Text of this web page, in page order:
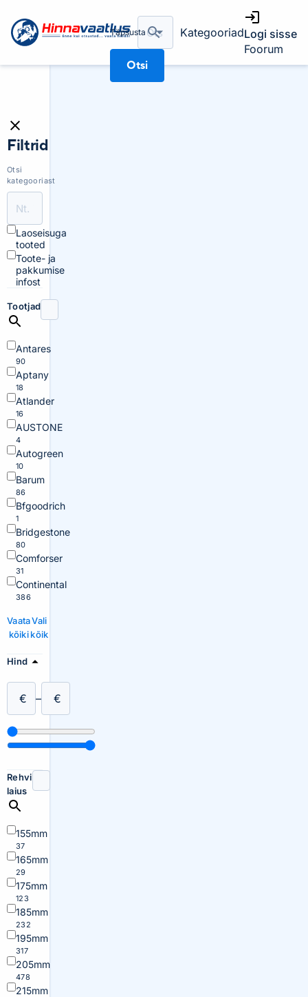
Täpsusta
Otsi
KategooriadLogi sisse
Foorum
Filtrid
Otsi
kategooriast
Laoseisuga
tooted
Toote- ja
pakkumise
infost
Tootjad
Antares
90
Aptany
18
Atlander
16
AUSTONE
4
Autogreen
10
Barum
86
Bfgoodrich
1
Bridgestone
80
Comforser
31
Continental
386
Vaata
kõiki
Vali
kõik
Hind
€ – €
Rehvi
laius
155mm
37
165mm
29
175mm
123
185mm
232
195mm
317
205mm
478
215mm